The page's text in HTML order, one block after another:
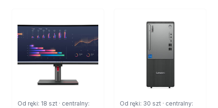
Od ręki: 18 szt · centralny:
Od ręki: 30 szt · centralny: